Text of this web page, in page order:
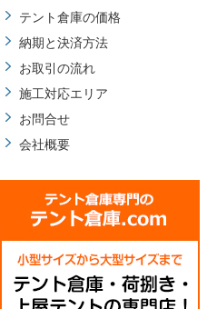
テント倉庫の価格
納期と決済方法
お取引の流れ
施工対応エリア
お問合せ
会社概要